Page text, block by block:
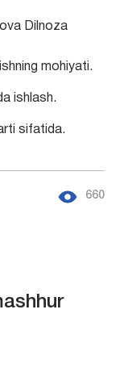
Dilnoza
mohiyati.
ishlash.
sifatida.
660